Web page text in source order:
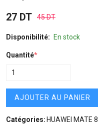
27 DT 45 DT
Disponibilité: En stock
Quantité*
AJOUTER AU PANIER
Catégories: HUAWEI MATE 8